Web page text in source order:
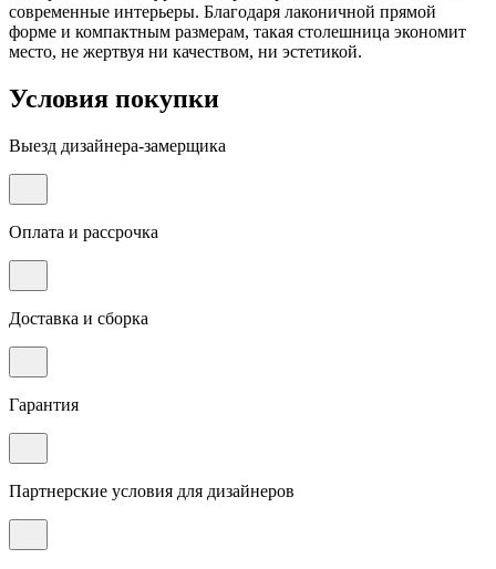
современные интерьеры. Благодаря лаконичной прямой
форме и компактным размерам, такая столешница экономит
место, не жертвуя ни качеством, ни эстетикой.
Условия покупки
Выезд дизайнера-замерщика
Оплата и рассрочка
Доставка и сборка
Гарантия
Партнерские условия для дизайнеров